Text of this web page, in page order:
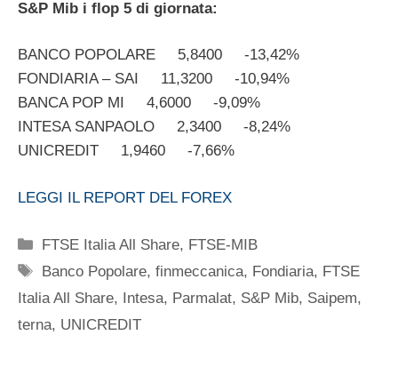
S&P Mib i flop 5 di giornata:
BANCO POPOLARE 5,8400 -13,42%
FONDIARIA – SAI 11,3200 -10,94%
BANCA POP MI 4,6000 -9,09%
INTESA SANPAOLO 2,3400 -8,24%
UNICREDIT 1,9460 -7,66%
LEGGI IL REPORT DEL FOREX
Categorie
FTSE Italia All Share, FTSE-MIB
Tag
Banco Popolare,finmeccanica, Fondiaria, FTSE
Italia All Share, Intesa, Parmalat, S&P Mib, Saipem,
terna, UNICREDIT